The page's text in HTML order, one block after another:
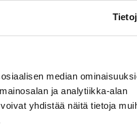
median
ja analytiikka-alan
yhdistää näitä tietoja